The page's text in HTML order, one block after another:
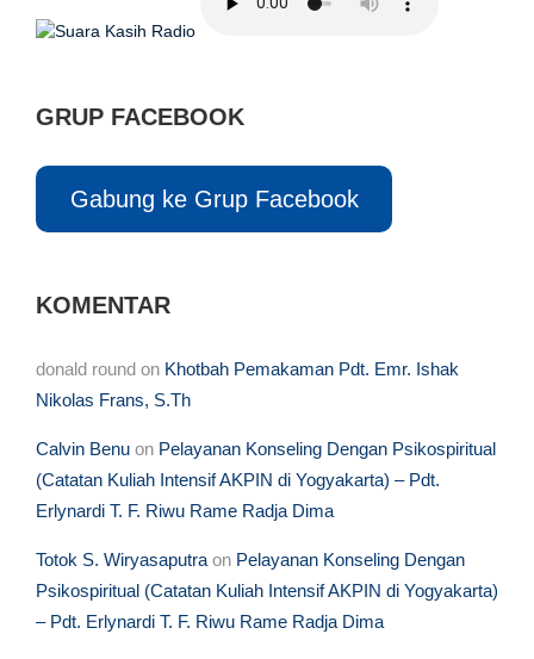
GRUP FACEBOOK
Gabung ke Grup Facebook
KOMENTAR
donald round on Khotbah Pemakaman Pdt. Emr. Ishak
Nikolas Frans, S.Th
Calvin Benu on Pelayanan Konseling Dengan Psikospiritual
(Catatan Kuliah Intensif AKPIN di Yogyakarta) – Pdt.
Erlynardi T. F. Riwu Rame Radja Dima
Totok S. Wiryasaputra on Pelayanan Konseling Dengan
Psikospiritual (Catatan Kuliah Intensif AKPIN di Yogyakarta)
– Pdt. Erlynardi T. F. Riwu Rame Radja Dima